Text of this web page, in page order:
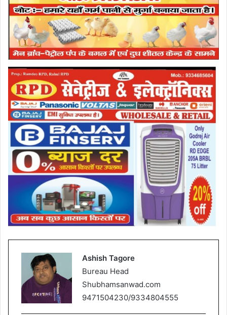
Ashish Tagore
Bureau Head
Shubhamsanwad.com
9471504230/9334804555